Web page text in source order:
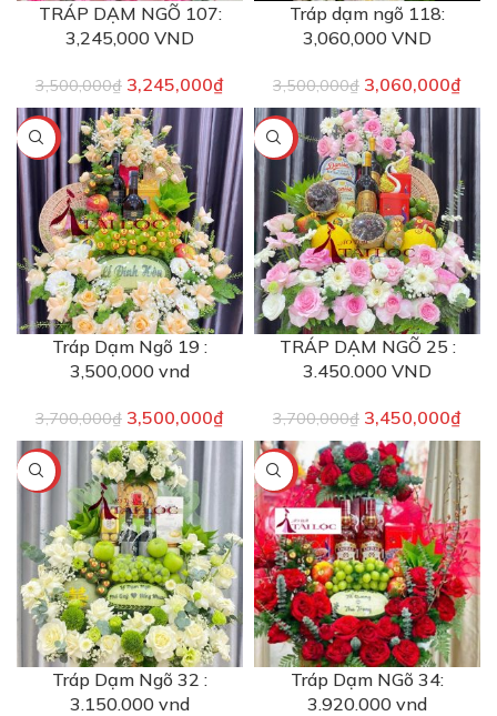
TRÁP DẠM NGÕ 107:
3,245,000 VND
3,500,000₫ 3,245,000₫
Tráp dạm ngõ 118:
3,060,000 VND
3,500,000₫ 3,060,000₫
-5%
Tráp Dạm Ngõ 19 :
3,500,000 vnd
3,700,000₫ 3,500,000₫
-7%
TRÁP DẠM NGÕ 25 :
3.450.000 VND
3,700,000₫ 3,450,000₫
-10%
Tráp Dạm Ngõ 32 :
3.150.000 vnd
-2%
Tráp Dạm NGõ 34:
3.920.000 vnd